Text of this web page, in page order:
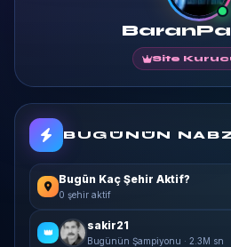
Site
BUGÜNÜN
Bugün Kaç Şehir Aktif?
0 şehir aktif
👑
sakir21
Bugünün Şampiyonu · 2.3M sn